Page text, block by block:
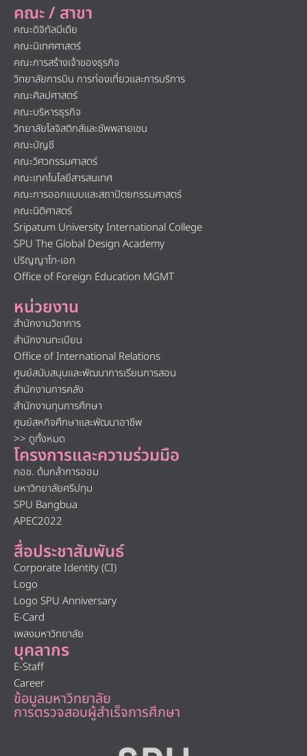
คณะ / สาขา
คณะดิจิทัลมีเดีย
คณะนิเทศศาสตร์
คณะการสร้างเจ้าของธุรกิจ
วิทยาลัยการบิน การท่องเที่ยวและการบริการ
คณะศิลปศาสตร์
คณะบริหารธุรกิจ
วิทยาลัยโลจิสติกส์และซัพพลายเชน
คณะบัญชี
คณะวิศวกรรมศาสตร์
คณะเทคโนโลยีสารสนเทศ
คณะการออกแบบและสถาปัตยกรรมศาสตร์
คณะนิติศาสตร์
Sripatum University International College
SPU The Global Design Academy
ปริญญาโท-เอก
Office of Foreign Education MGMT
หน่วยงาน
สำนักงานวิชาการ
สำนักงานทะเบียน
Office of International Relations
ศูนย์สนับสนุนและพัฒนาการเรียนการสอน
สำนักงานการคลัง
สำนักงานทุนการศึกษา
ศูนย์สหกิจศึกษาและพัฒนาอาชีพ
>> ดูทั้งหมด
โครงการและความร่วมมือ
กอช. ต้นกล้าการออม
มหาวิทยาลัยศรีปทุม
SPU Bangbua
APEC2022
สื่อประชาสัมพันธ์
Corporate Identity (CI)
Logo
Logo SPU Anniversary
E-Card
เพลงมหาวิทยาลัย
บุคลากร
E-Staff
Career
ข้อมูลมหาวิทยาลัย
การตรวจสอบผู้สำเร็จการศึกษา